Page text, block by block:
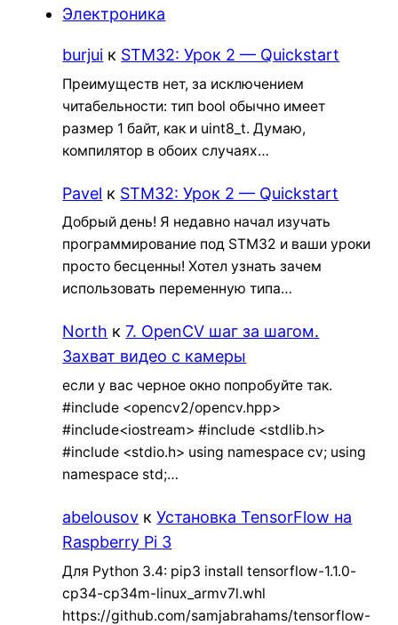
Электроника
burjui к STM32: Урок 2 — Quickstart
Преимуществ нет, за исключением
читабельности: тип bool обычно имеет
размер 1 байт, как и uint8_t. Думаю,
компилятор в обоих случаях…
Pavel к STM32: Урок 2 — Quickstart
Добрый день! Я недавно начал изучать
программирование под STM32 и ваши уроки
просто бесценны! Хотел узнать зачем
использовать переменную типа…
North к7. OpenCV шаг за шагом.
Захват видео с камеры
если у вас черное окно попробуйте так.
#include <opencv2/opencv.hpp>
#include<iostream> #include <stdlib.h>
#include <stdio.h> using namespace cv; using
namespace std;…
abelousov кУстановка TensorFlow на
Raspberry Pi 3
Для Python 3.4: pip3 install tensorflow-1.1.0-
cp34-cp34m-linux_armv7l.whl
https://github.com/samjabrahams/tensorflow-